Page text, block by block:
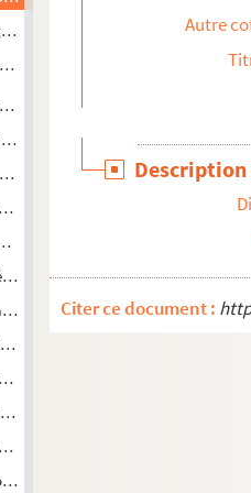
»
l'explication des sigles lapidaires
histoire et géographie, pour les
sieur Jean de Peyssonnel de
la création du monde
rois et conducteurs du peuple
ou éclaircissemens
au nombre de 49, dont la
où il est parlé des conciles,
d'Orient et d'Occident. » — Deux
; Sardique, Valence, I
ont pris naissance dans chaque
Ecclesiae
Romanorum. — Ce
Autre
Description
Citer ce document :